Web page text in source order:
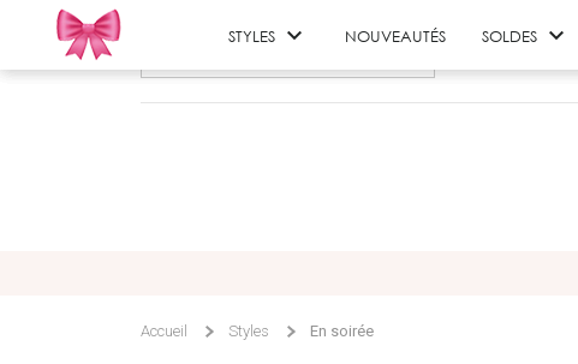
STYLES  NOUVEAUTÉS SOLDES 
Accueil Styles En soirée